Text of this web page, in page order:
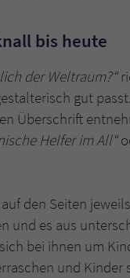
bis heute
der Weltraum?“
gut
Überschrift
Helfer im All“
den Seiten
und es aus
bei ihnen um
und Kinder